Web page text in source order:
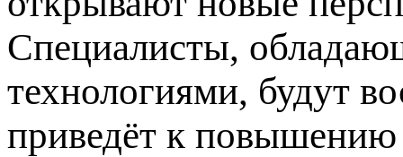
Специалисты,
технологиями, будут
приведёт к